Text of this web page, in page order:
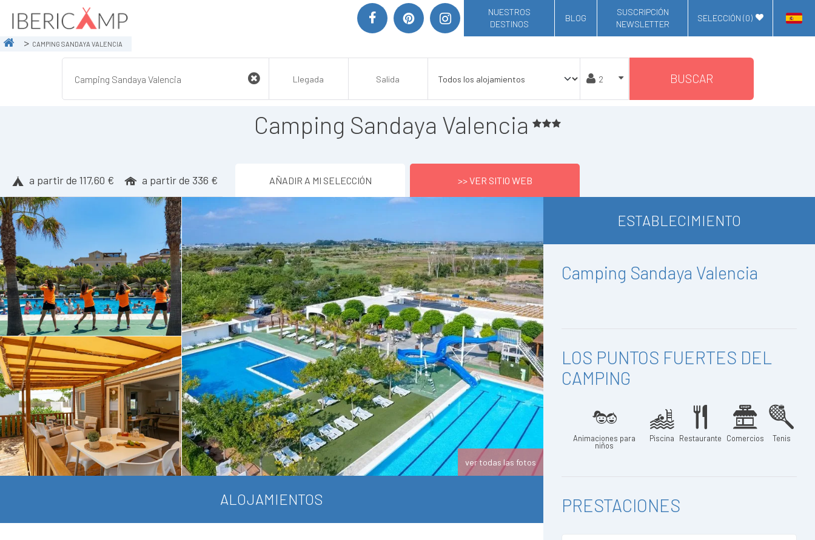
NUESTROS
DESTINOS
BLOG
SUSCRIPCIÓN
NEWSLETTER
SELECCIÓN (0)
CAMPING SANDAYA VALENCIA
BUSCAR
Camping Sandaya Valencia
a partir de 117,60 € a partir de 336 € AÑADIR A MI SELECCIÓN >> VER SITIO WEB
ver todas las fotos
ALOJAMIENTOS
ESTABLECIMIENTO
Camping Sandaya Valencia
LOS PUNTOS FUERTES DEL
CAMPING
Animaciones para
niños
Piscina Restaurante Comercios Tenis
PRESTACIONES